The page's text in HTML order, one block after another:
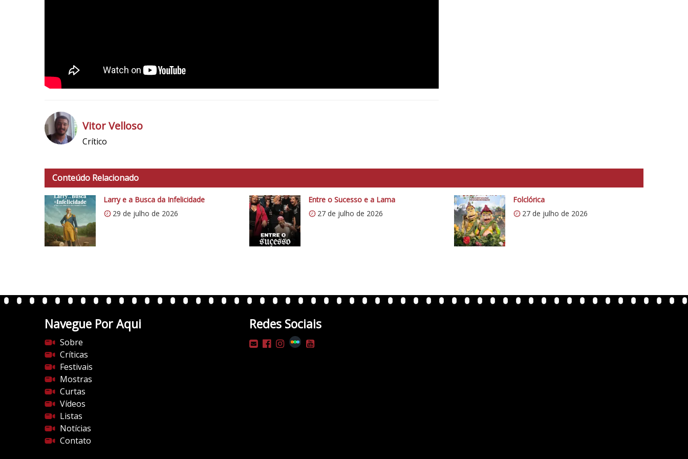
p
:
/
/
i
p
c
m
/
v
e
r
t
e
n
t
Vitor Velloso
Crítico
Conteúdo Relacionado
Larry e a Busca da Infelicidade
29 de julho de 2026
Entre o Sucesso e a Lama
27 de julho de 2026
Folclórica
27 de julho de 2026
Navegue Por Aqui
Sobre
Críticas
Festivais
Mostras
Curtas
Vídeos
Listas
Notícias
Contato
Redes Sociais